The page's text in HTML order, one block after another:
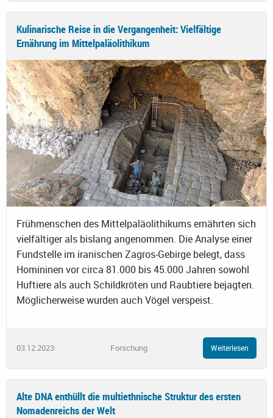
Kulinarische Reise in die Vergangenheit: Vielfältige
Ernährung im Mittelpaläolithikum
Frühmenschen des Mittelpaläolithikums ernährten sich
vielfältiger als bislang angenommen. Die Analyse einer
Fundstelle im iranischen Zagros-Gebirge belegt, dass
Homininen vor circa 81.000 bis 45.000 Jahren sowohl
Huftiere als auch Schildkröten und Raubtiere bejagten.
Möglicherweise wurden auch Vögel verspeist.
03.12.2023 Forschung Weiterlesen
Alte DNA enthüllt die multiethnische Struktur des ersten
Nomadenreichs der Welt